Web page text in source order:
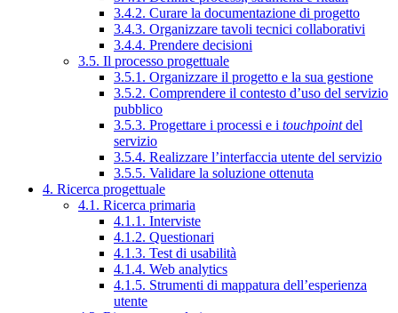
3.4.2. Curare la documentazione di progetto
3.4.3. Organizzare tavoli tecnici collaborativi
3.4.4. Prendere decisioni
3.5. Il processo progettuale
3.5.1. Organizzare il progetto e la sua gestione
3.5.2. Comprendere il contesto d’uso del servizio
pubblico
3.5.3. Progettare i processi e i touchpointdel
servizio
3.5.4. Realizzare l’interfaccia utente del servizio
3.5.5. Validare la soluzione ottenuta
4. Ricerca progettuale
4.1. Ricerca primaria
4.1.1. Interviste
4.1.2. Questionari
4.1.3. Test di usabilità
4.1.4. Web analytics
4.1.5. Strumenti di mappatura dell’esperienza
utente